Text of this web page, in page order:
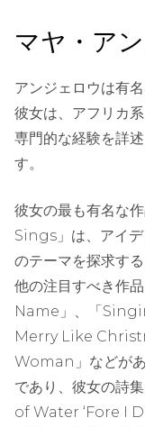
マヤ・ア
アンジェロウは有
彼女は、アフリカ
専門的な経験を詳
す。
彼女の最も有名
Sings」は、アイデ
のテーマを探求す
他の注目すべき作
Name」、「
Merry Like
Woman」などがあ
であり、彼女の詩
of Water ‘Fore I